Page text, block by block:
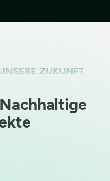
ZUKUNFT